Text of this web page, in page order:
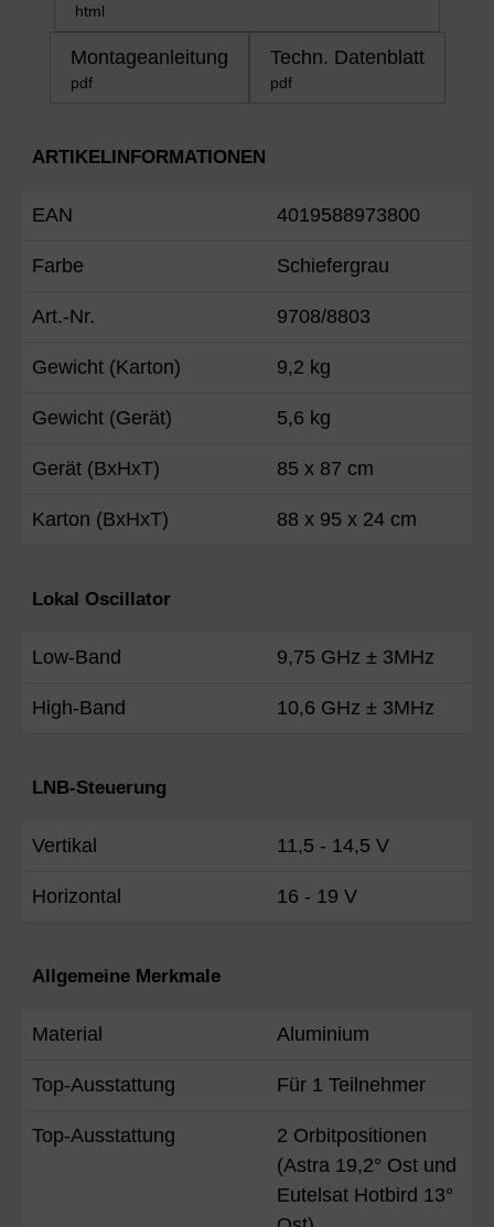
html
Montageanleitung
pdf
Techn. Datenblatt
pdf
ARTIKELINFORMATIONEN
EAN 4019588973800
Farbe Schiefergrau
Art.-Nr. 9708/8803
Gewicht (Karton) 9,2 kg
Gewicht (Gerät) 5,6 kg
Gerät (BxHxT) 85 x 87 cm
Karton (BxHxT) 88 x 95 x 24 cm
Lokal Oscillator
Low-Band 9,75 GHz ± 3MHz
High-Band 10,6 GHz ± 3MHz
LNB-Steuerung
Vertikal 11,5 - 14,5 V
Horizontal 16 - 19 V
Allgemeine Merkmale
Material Aluminium
Top-Ausstattung Für 1 Teilnehmer
Top-Ausstattung
2 Orbitpositionen
(Astra 19,2° Ost und
Eutelsat Hotbird 13°